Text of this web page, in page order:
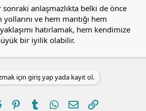
sonraki anlaşmazlıkta belki de önce
ve hem mantığı hem
hatırlamak, hem kendimize
bir iyilik olabilir.
için giriş yap yada kayıt ol.
Reddit PinterestTumblrWhatsApp
E-postaLink